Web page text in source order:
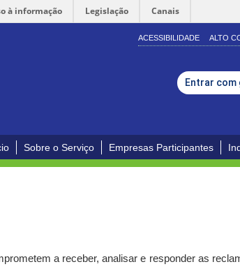
à informação Legislação Canais
ACESSIBILIDADE ALTO
Entrar com
Sobre o Serviço Empresas Participantes
a receber, analisar e responder as